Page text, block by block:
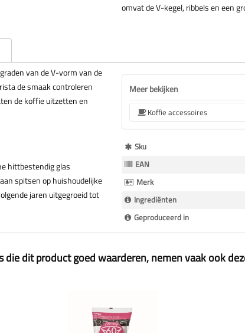
omvat de V-kegel, ribbels en een
van de V-vorm van de
de smaak controleren
de koffie uitzetten en
hittbestendig glas
spitsen op huishoudelijke
jaren uitgegroeid tot
Meer bekijken
Koffie accessoires
Meer
Informatie
Sku
EAN
Merk
Ingrediënten
Geproduceerd in
die dit product goed waarderen, nemen vaak ook